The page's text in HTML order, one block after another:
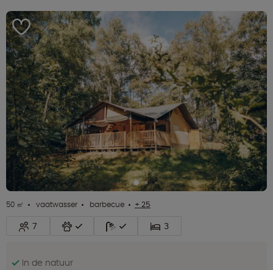
50 ㎡ vaatwasser barbecue + 25
7 3
In de natuur